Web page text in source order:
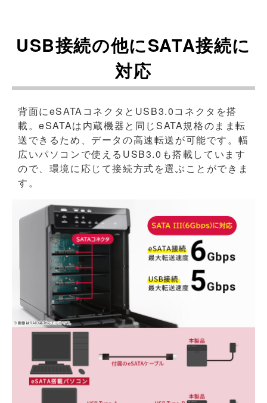
USB接続の他にSATA接続に
対応
背面にeSATAコネクタとUSB3.0コネクタを搭
載。eSATAは内蔵機器と同じSATA規格のまま転
送できるため、データの高速転送が可能です。幅
広いパソコンで使えるUSB3.0も搭載しています
ので、環境に応じて接続方式を選ぶことができま
す。